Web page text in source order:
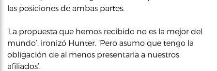
las posiciones de ambas partes.
‘La propuesta que hemos recibido no es la mejor del
mundo’, ironizó Hunter. ‘Pero asumo que tengo la
obligación de al menos presentarla a nuestros
afiliados’.